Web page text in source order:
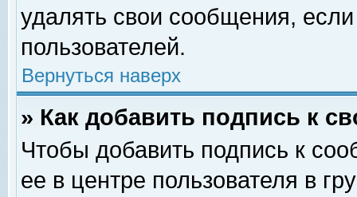
удалять свои сообщения,
пользователей.
Вернуться наверх
» Как добавить подпись к
Чтобы добавить подпись к
ее в центре пользователя в